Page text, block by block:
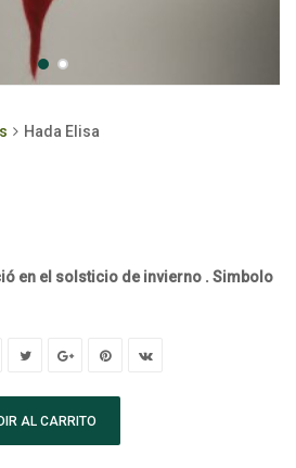
Hada Elisa
en el solsticio de invierno . Simbolo
AL CARRITO